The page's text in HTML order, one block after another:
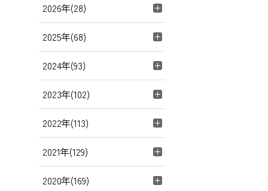
2026年(28)
2025年(68)
2024年(93)
2023年(102)
2022年(113)
2021年(129)
2020年(169)